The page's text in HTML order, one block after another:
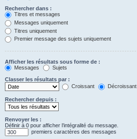
Rechercher dans :
Titres et messages
Messages uniquement
Titres uniquement
Premier message des sujets uniquement
Afficher les résultats sous forme de :
Messages
Sujets
Classer les résultats par :
Croissant
Décroissant
Rechercher depuis :
Renvoyer les :
Définir à 0 pour afficher l’intégralité du message.
premiers caractères des messages